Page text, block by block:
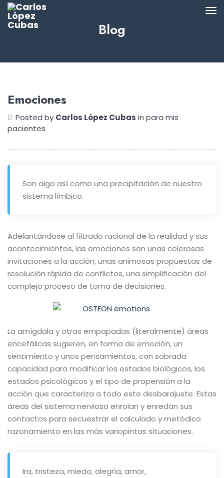
Blog
Emociones
Posted by Carlos López Cubas in para mis
pacientes
Son algo así como una precipitación de nuestro
sistema límbico.
Adelantándose al filtrado racional de la realidad y sus
acontecimientos, las emociones son unas celerosas
invitaciones a la acción, unas animosas propuestas de
resolución rápida de conflictos, una simplificación del
complejo proceso de toma de decisiones.
La amígdala y otras empapadas (literalmente) áreas
encefálicas sugieren, en forma de emoción, un
sentimiento y unos pensamientos, con sobrada
capacidad para modificar los estados biológicos, los
estados psicológicos y el tipo de propensión a la
acción que caracteriza a todo este desbarajuste. Estas
áreas del sistema nervioso enrolan y enredan sus
contactos para secuestrar el calculado y metódico
razonamiento en las más variopintas situaciones.
Ira, tristeza, miedo, alegría, amor,